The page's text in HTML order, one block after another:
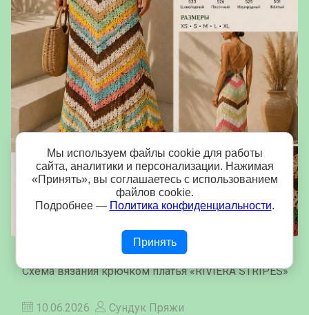
Платье «RIVIERA STRIPES»
Схема вязания крючком платья «RIVIERA STRIPES»
10.06.2026 Сундук Пряжи
Мы используем файлы cookie для работы
сайта, аналитики и персонализации. Нажимая
«Принять», вы соглашаетесь с использованием
файлов cookie.
Подробнее — Политика конфиденциальности.
Принять